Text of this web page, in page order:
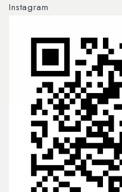
Instagram